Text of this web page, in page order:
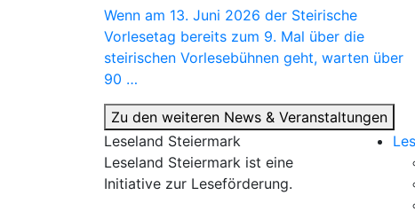
Wenn am 13. Juni 2026 der Steirische
Vorlesetag bereits zum 9. Mal über die
steirischen Vorlesebühnen geht, warten über
90 …
Zu den weiteren News & Veranstaltungen
Leseland Steiermark
Leseland Steiermark ist eine
Initiative zur Leseförderung.